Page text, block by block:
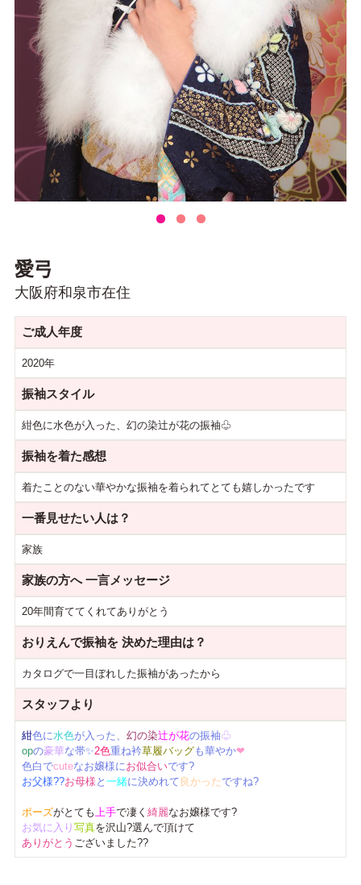
愛弓
大阪府和泉市在住
ご成人年度
2020年
振袖スタイル
紺色に水色が入った、幻の染辻が花の振袖♧
振袖を着た感想
着たことのない華やかな振袖を着られてとても嬉しかったです
一番見せたい人は？
家族
家族の方へ一言メッセージ
20年間育ててくれてありがとう
おりえんで振袖を決めた理由は？
カタログで一目ぼれした振袖があったから
スタッフより
紺色に水色が入った、 幻の染辻が花の振袖♧
opの豪華な帯✨2色重ね衿草履バッグも華やか❤
色白でcuteなお嬢様にお似合いです?
お父様?‍?‍お母様 と 一緒に決めれて 良かった ですね?
ポーズがとても上手で凄く 綺麗なお嬢様です?
お気に入り 写真を沢山?選んで頂けて
ありがとう ございました??